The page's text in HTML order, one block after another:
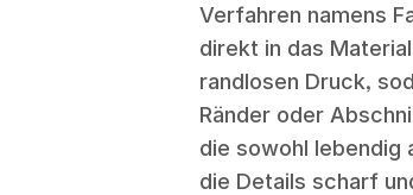
Verfahren namens
direkt in das
randlosen Druck,
Ränder oder
die sowohl lebendig
die Details scharf